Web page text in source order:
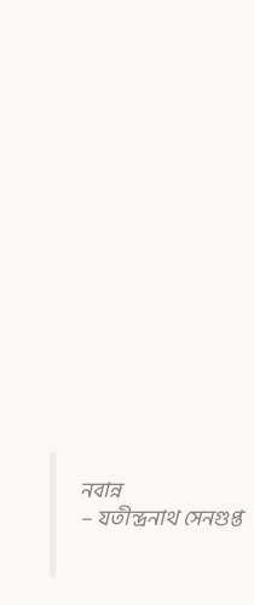
নবান্ন
– যতীন্দ্রনাথ সেনগুপ্ত